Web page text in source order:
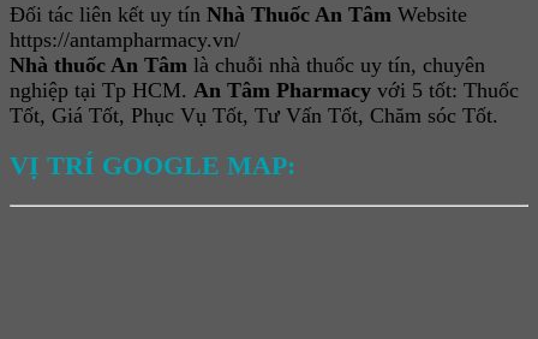
Đối tác liên kết uy tín Nhà Thuốc An Tâm Website
https://antampharmacy.vn/
Nhà thuốc An Tâm là chuỗi nhà thuốc uy tín, chuyên
nghiệp tại Tp HCM. An Tâm Pharmacy với 5 tốt: Thuốc
Tốt, Giá Tốt, Phục Vụ Tốt, Tư Vấn Tốt, Chăm sóc Tốt.
VỊ TRÍ GOOGLE MAP: